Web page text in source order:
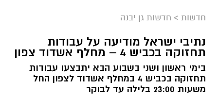
חדשות > חדשות גן יבנה
נתיבי ישראל מודיעה על עבודות
תחזוקה בכביש 4 – מחלף אשדוד צפון
בימי ראשון ושני בשבוע הבא יתבצעו עבודות
תחזוקה בכביש 4 במחלף אשדוד לצפון החל
משעות 23:00 בלילה עד לבוקר